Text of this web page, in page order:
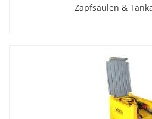
Zapfsäulen &